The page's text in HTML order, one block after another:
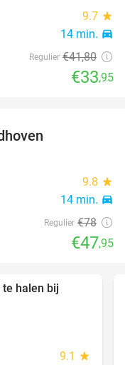
9.7 star
14 min. directions_car
Regulier €41,80
€33,95
9.8 star
14 min. directions_car
Regulier €78
€47,95
halen bij
9.1 star